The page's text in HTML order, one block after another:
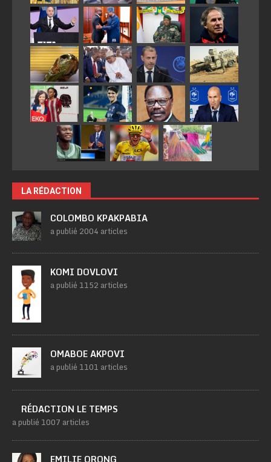
LA RÉDACTION
COLOMBO KPAKPABIA
a publié 2004 articles
KOMI DOVLOVI
a publié 1152 articles
OMABOE AKPOVI
a publié 1101 articles
RÉDACTION LE TEMPS
a publié 1007 articles